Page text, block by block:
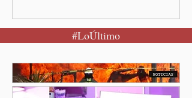
Estado amplió la revisión
de la presencia digital de
Washington busca cerrar el
paso al llamado “turismo de
nacimiento” y reforzar los
#LoÚltimo